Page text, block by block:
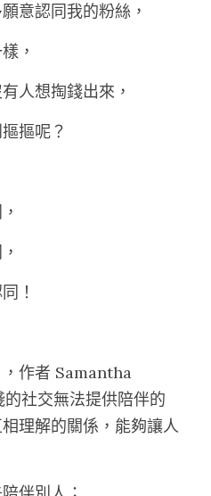
意認同我的粉絲，
，
人想掏錢出來，
摳呢？
！
作者 Samantha
社交無法提供陪伴的
理解的關係，能夠讓人